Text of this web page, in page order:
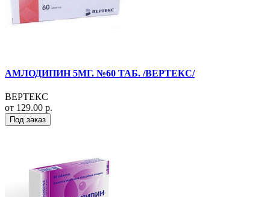
АМЛОДИПИН 5МГ. №60 ТАБ. /ВЕРТЕКС/
ВЕРТЕКС
от 129.00 р.
Под заказ